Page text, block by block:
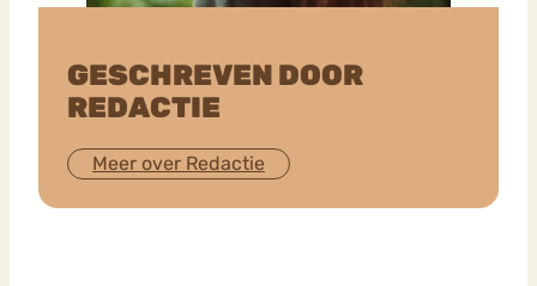
GESCHREVEN DOOR
REDACTIE
Meer over Redactie